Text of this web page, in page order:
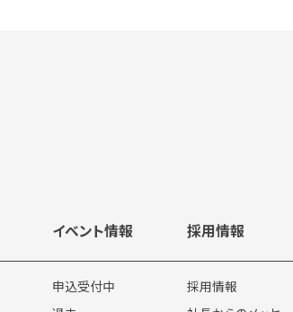
イベント情報
申込受付中
採用情報
採用情報